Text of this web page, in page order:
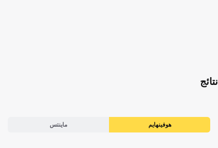
نتائج
هوفينهايم ماينتس